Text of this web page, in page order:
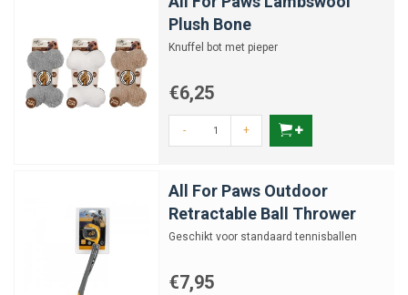
Plush Bone
Knuffel bot met pieper
€6,25
- +
All For Paws Outdoor
Retractable Ball Thrower
Geschikt voor standaard tennisballen
€7,95